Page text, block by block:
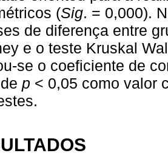
(Sig. = 0,000).
de diferença entre
e o teste Kruskal
se o coeficiente de
p < 0,05 como valor